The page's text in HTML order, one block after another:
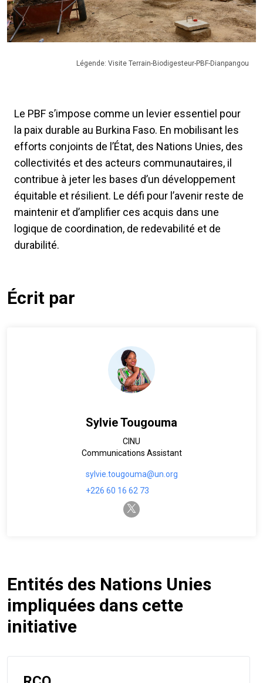
Légende: Visite Terrain-Biodigesteur-PBF-Dianpangou
Le PBF s’impose comme un levier essentiel pour
la paix durable au Burkina Faso. En mobilisant les
efforts conjoints de l’État, des Nations Unies, des
collectivités et des acteurs communautaires, il
contribue à jeter les bases d’un développement
équitable et résilient. Le défi pour l’avenir reste de
maintenir et d’amplifier ces acquis dans une
logique de coordination, de redevabilité et de
durabilité.
Écrit par
Sylvie Tougouma
CINU
Communications Assistant
sylvie.tougouma@un.org
+226 60 16 62 73
twitter-x
Entités des Nations Unies
impliquées dans cette
initiative